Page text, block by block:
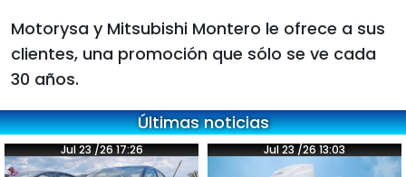
Motorysa y Mitsubishi Montero le ofrece a sus
clientes, una promoción que sólo se ve cada
30 años.
Últimas noticias
Jul 23 /26 17:26 Jul 23 /26 13:03